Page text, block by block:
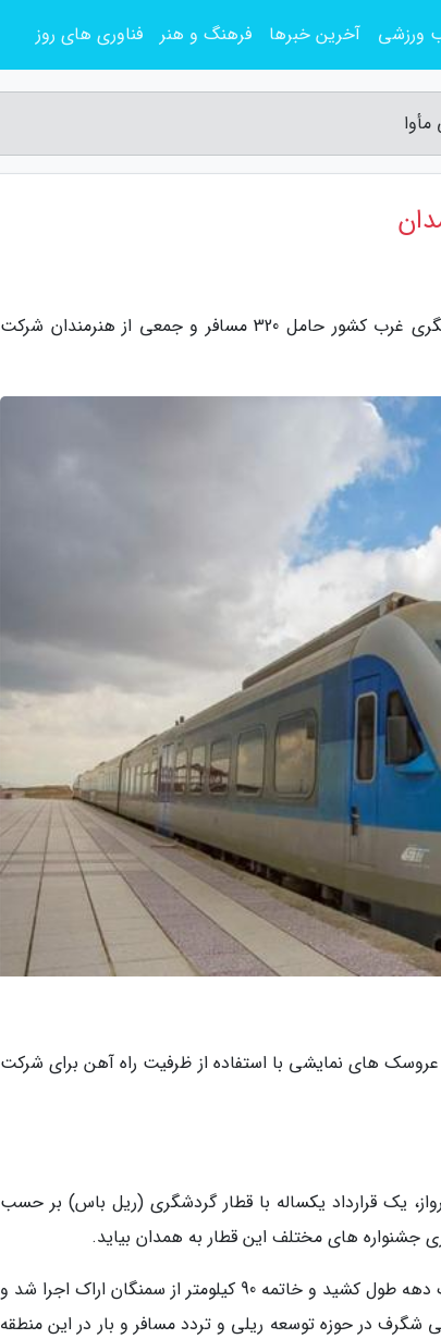
به گزارش پایگاه اینترنتی مأوا، روز شنبه نخستین قطار گردشگری غرب کشور حامل 320 مسافر و جمعی از هنرمندان شرکت
های نمایشی با استفاده از ظرفیت راه آهن برای شرکت
یک قرارداد یکساله با قطار گردشگری (ریل باس) بر حسب
جشنواره های مختلف این قطار به همدان بیاید.
اتصال ملایر به راه آهن غرب کشور از سال 1380 آغاز شده و یک دهه طول کشید و خاتمه 90 کیلومتر از سمنگان اراک اجرا شد و
در حوزه توسعه ریلی و تردد مسافر و بار در این منطقه
ورزشی آخرین خبرها فرهنگ و هنر فناوری های روز